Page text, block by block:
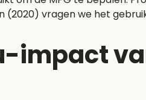
(2020) vragen we het
impact